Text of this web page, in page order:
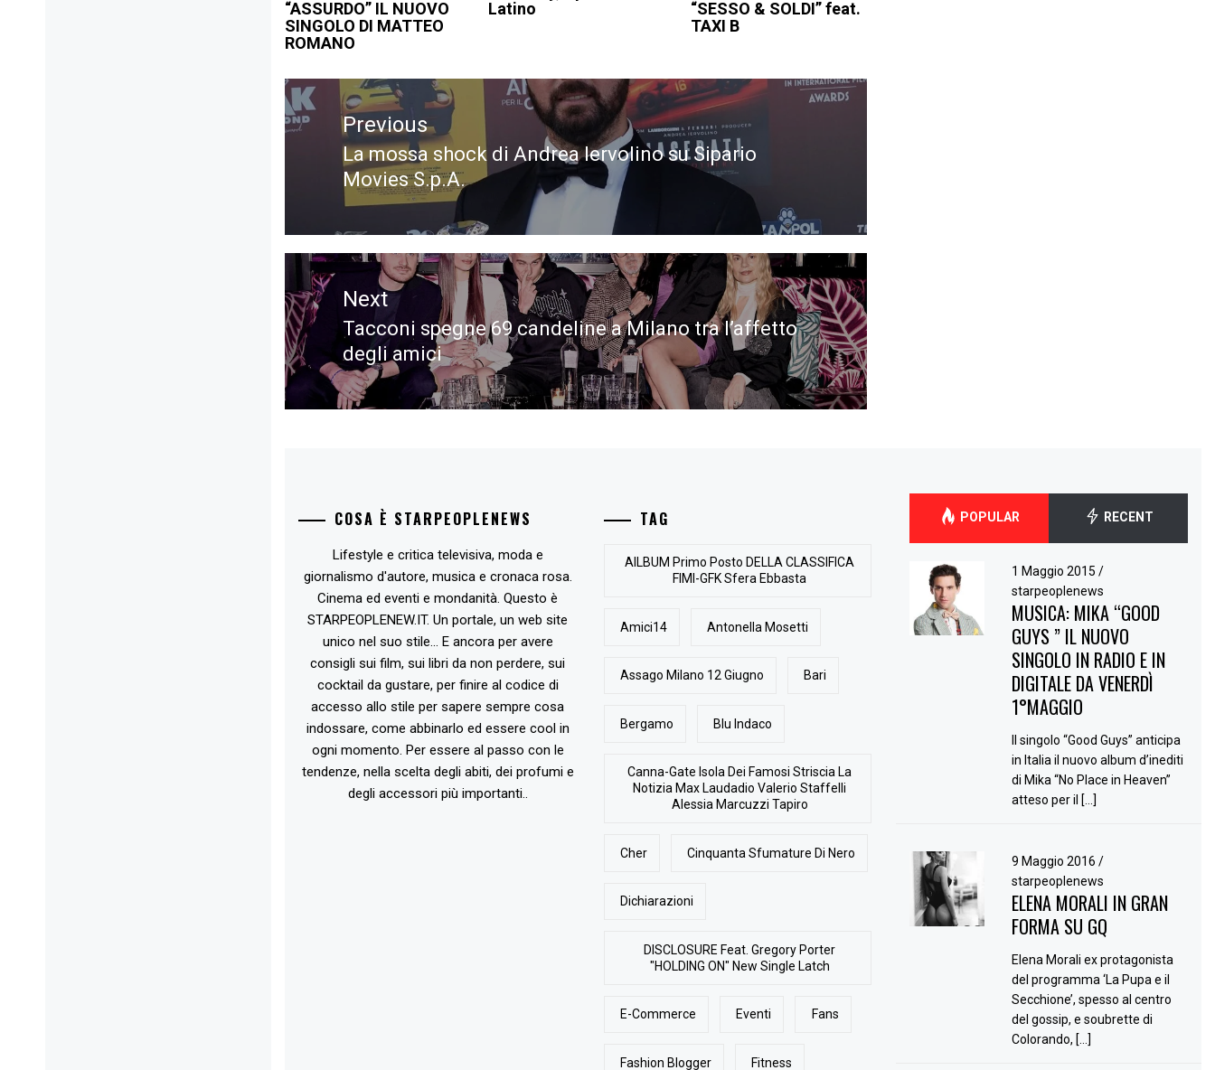
“ASSURDO” IL NUOVO
SINGOLO DI MATTEO
ROMANO
Latino
“SESSO & SOLDI” feat.
TAXI B
Navigazione
articoliPrevious
Previous
post:
La mossa shock di Andrea Iervolino su Sipario
Movies S.p.A.
Next
Next
post:
Tacconi spegne 69 candeline a Milano tra l’affetto
degli amici
COSA È STARPEOPLENEWS
Lifestyle e critica televisiva, moda e
giornalismo d'autore, musica e cronaca rosa.
Cinema ed eventi e mondanità. Questo è
STARPEOPLENEW.IT. Un portale, un web site
unico nel suo stile... E ancora per avere
consigli sui film, sui libri da non perdere, sui
cocktail da gustare, per finire al codice di
accesso allo stile per sapere sempre cosa
indossare, come abbinarlo ed essere cool in
ogni momento. Per essere al passo con le
tendenze, nella scelta degli abiti, dei profumi e
degli accessori più importanti..
TAG
AlLBUM Primo Posto DELLA CLASSIFICA
FIMI-GFK Sfera Ebbasta
Amici14 Antonella Mosetti
Assago Milano 12 Giugno Bari
Bergamo Blu Indaco
Canna-Gate Isola Dei Famosi Striscia La
Notizia Max Laudadio Valerio Staffelli
Alessia Marcuzzi Tapiro
Cher Cinquanta Sfumature Di Nero
Dichiarazioni
DISCLOSURE Feat. Gregory Porter
"HOLDING ON" New Single Latch
E-Commerce Eventi Fans
Fashion Blogger Fitness
POPULAR RECENT
1 Maggio 2015 /
starpeoplenews
MUSICA: MIKA “GOOD
GUYS ” IL NUOVO
SINGOLO IN RADIO E IN
DIGITALE DA VENERDÌ
1°MAGGIO
Il singolo “Good Guys” anticipa
in Italia il nuovo album d’inediti
di Mika “No Place in Heaven”
atteso per il […]
9 Maggio 2016 /
starpeoplenews
ELENA MORALI IN GRAN
FORMA SU GQ
Elena Morali ex protagonista
del programma ‘La Pupa e il
Secchione’, spesso al centro
del gossip, e soubrette di
Colorando, […]